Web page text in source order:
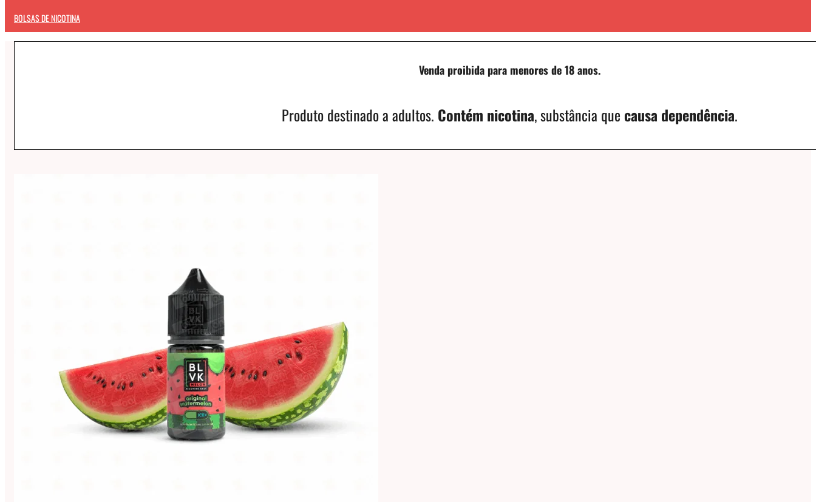
BOLSAS DE NICOTINA
Venda proibida para menores de 18 anos.
Produto destinado a adultos. Contém nicotina, substância que causa dependência.